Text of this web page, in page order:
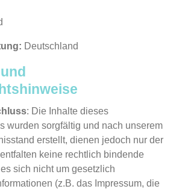
Deutschland
: Die Inhalte dieses
wurden sorgfältig und nach unserem
erstellt, dienen jedoch nur der
keine rechtlich bindende
sich nicht um gesetzlich
(z.B. das Impressum, die